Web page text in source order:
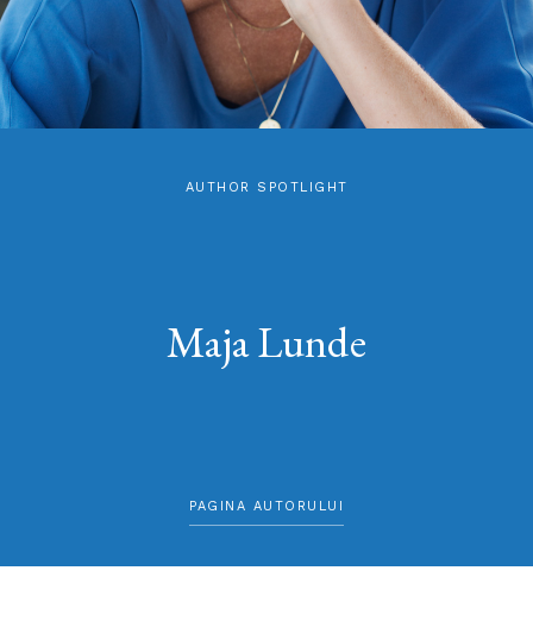
AUTHOR SPOTLIGHT
Maja Lunde
PAGINA AUTORULUI